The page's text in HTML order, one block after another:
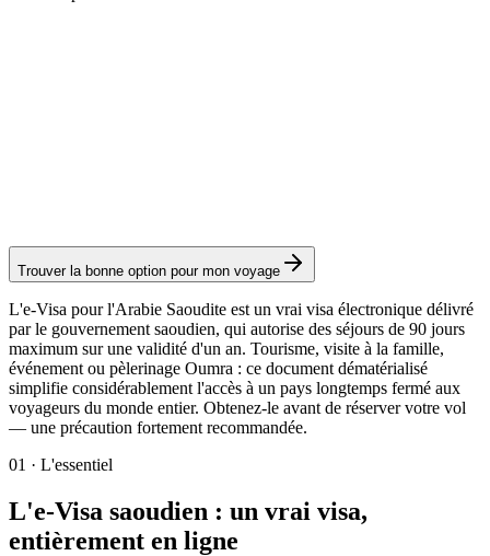
Trouver la bonne option pour mon voyage
L'e-Visa pour l'Arabie Saoudite est un vrai visa électronique délivré
par le gouvernement saoudien, qui autorise des séjours de 90 jours
maximum sur une validité d'un an. Tourisme, visite à la famille,
événement ou pèlerinage Oumra : ce document dématérialisé
simplifie considérablement l'accès à un pays longtemps fermé aux
voyageurs du monde entier. Obtenez-le avant de réserver votre vol
— une précaution fortement recommandée.
01 · L'essentiel
L'e-Visa saoudien : un vrai visa,
entièrement en ligne